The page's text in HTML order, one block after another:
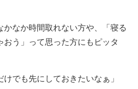
かなか時間取れない方や、「寝る
おう」って思った方にもピッタ
けでも先にしておきたいなぁ」